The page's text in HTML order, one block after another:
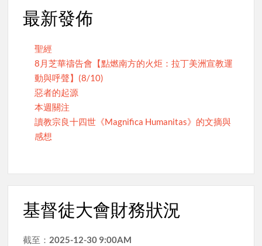
最新發佈
聖經
8月芝華禱告會【點燃南方的火炬：拉丁美洲宣教運
動與呼聲】(8/10)
惡者的起源
本週關注
讀教宗良十四世《Magnifica Humanitas》的文摘與
感想
基督徒大會財務狀況
截至： 2025-12-30 9:00AM